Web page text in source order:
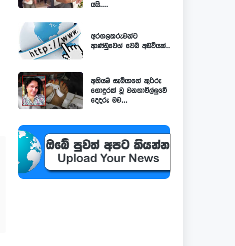
යයි....
අරගලකරුවන්ට
ආණ්ඩුවෙන් වෙබ් අඩවියක්..
අනියම් සැමියාගේ කුරිරු
ගොදුරක් වූ වනතාවිල්ලුවේ
දෙදරු මව...